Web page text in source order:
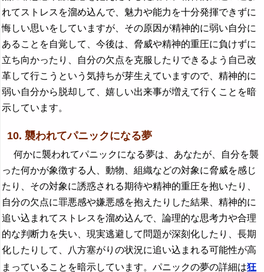
れてストレスを溜め込んで、魅力や能力を十分発揮できずに
悔しい思いをしていますが、その原因が精神的に弱い自分に
あることを自覚して、今後は、脅威や精神的重圧に負けずに
立ち向かったり、自分の欠点を克服したりできるよう自己改
革して行こうという気持ちが芽生えていますので、精神的に
弱い自分から脱却して、嬉しい出来事が増えて行くことを暗
示しています。
10. 襲われてパニックになる夢
何かに襲われてパニックになる夢は、あなたが、自分を襲
った何かが象徴する人、動物、組織などの対象に脅威を感じ
たり、その対象に誘惑される期待や精神的重圧を抱いたり、
自分の欠点に罪悪感や嫌悪感を抱えたりした結果、精神的に
追い込まれてストレスを溜め込んで、論理的な思考力や合理
的な判断力を失い、現実逃避して問題が深刻化したり、長期
化したりして、八方塞がりの状況に追い込まれる可能性が高
まっていることを暗示しています。パニックの夢の詳細は狂